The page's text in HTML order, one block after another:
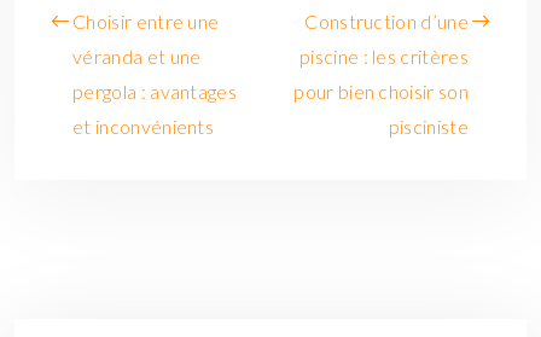
Choisir entre une
véranda et une
pergola : avantages
et inconvénients
Construction d’une
piscine : les critères
pour bien choisir son
pisciniste